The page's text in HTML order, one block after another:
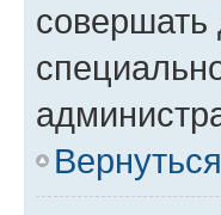
совершать